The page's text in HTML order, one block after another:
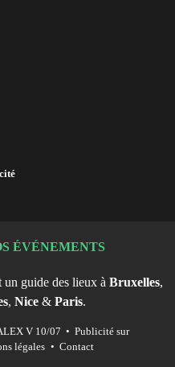
ÉVÉNEMENTS
guide des lieux à Bruxelles,
, Nice& Paris.
V 10/07 • Publicité sur
légales • Contact